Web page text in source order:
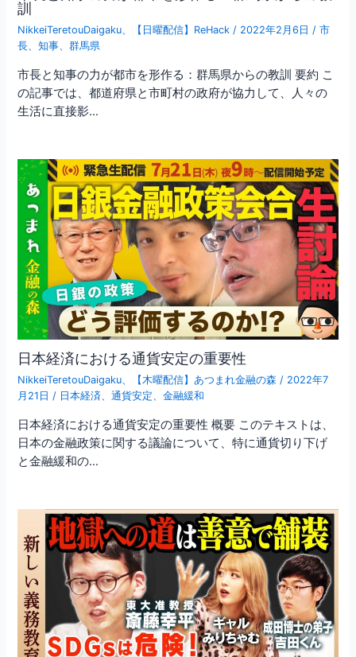
訓
NikkeiTeretouDaigaku 【日曜配信】ReHack / 2022年2月6日 /市
長 、知事 、群馬県
市長と知事の力が都市を形作る：群馬県からの教訓 要約 こ
の記事では、都道府県と市町村の政府が協力して、人々の
生活に直接影…
日本経済における通貨安定の重要性
NikkeiTeretouDaigaku、 【木曜配信】あつまれ金融の森 / 2022年7
月21日 / 日本経済、通貨安定、金融緩和
日本経済における通貨安定の重要性 概要 このテキストは、
日本の金融政策に関する議論について、特に通貨切り下げ
と金融緩和の…